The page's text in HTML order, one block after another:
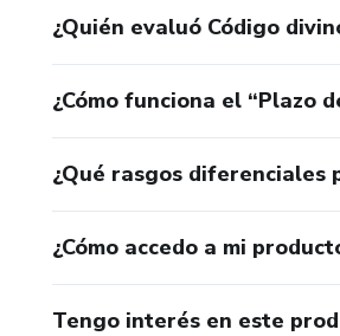
¿Quién evaluó Código
¿Cómo funciona el “Plazo
¿Qué rasgos diferenciales
¿Cómo accedo a mi
Tengo interés en este